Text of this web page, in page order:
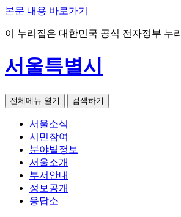
본문 내용 바로가기
이 누리집은 대한민국 공식 전자정부 누
서울특별시
전체메뉴 열기 검색하기
서울소식
시민참여
분야별정보
서울소개
부서안내
정보공개
응답소